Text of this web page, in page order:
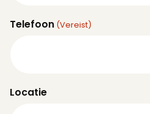
Telefoon (Vereist)
Locatie